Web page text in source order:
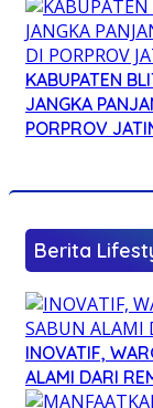
KABUPATEN
JANGKA
PORPROV
Berita
INOVATIF,
ALAMI DARI